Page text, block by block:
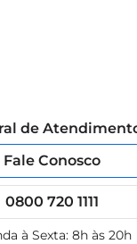
de
Fale Conosco
0800 720 1111
à Sexta: 8h às 20h